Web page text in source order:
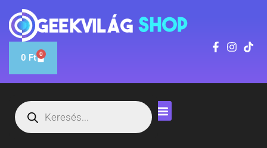
0 Ft 0